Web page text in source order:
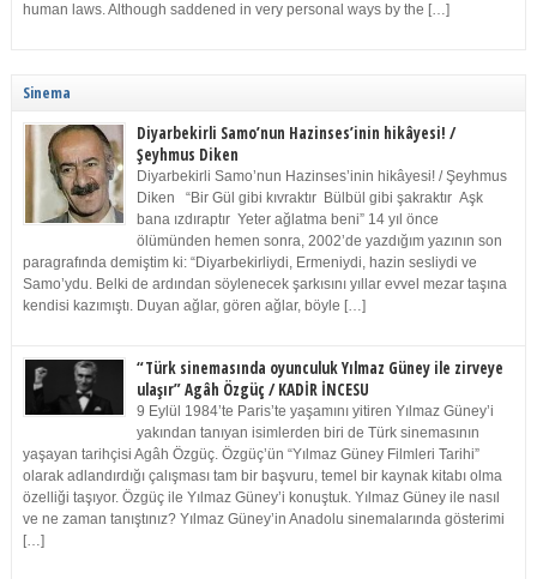
human laws. Although saddened in very personal ways by the […]
Sinema
Diyarbekirli Samo’nun Hazinses’inin hikâyesi! /
Şeyhmus Diken
Diyarbekirli Samo’nun Hazinses’inin hikâyesi! / Şeyhmus
Diken “Bir Gül gibi kıvraktır Bülbül gibi şakraktır Aşk
bana ızdıraptır Yeter ağlatma beni” 14 yıl önce
ölümünden hemen sonra, 2002’de yazdığım yazının son
paragrafında demiştim ki: “Diyarbekirliydi, Ermeniydi, hazin sesliydi ve
Samo’ydu. Belki de ardından söylenecek şarkısını yıllar evvel mezar taşına
kendisi kazımıştı. Duyan ağlar, gören ağlar, böyle […]
“Türk sinemasında oyunculuk Yılmaz Güney ile zirveye
ulaşır” Agâh Özgüç / KADİR İNCESU
9 Eylül 1984’te Paris’te yaşamını yitiren Yılmaz Güney’i
yakından tanıyan isimlerden biri de Türk sinemasının
yaşayan tarihçisi Agâh Özgüç. Özgüç’ün “Yılmaz Güney Filmleri Tarihi”
olarak adlandırdığı çalışması tam bir başvuru, temel bir kaynak kitabı olma
özelliği taşıyor. Özgüç ile Yılmaz Güney’i konuştuk. Yılmaz Güney ile nasıl
ve ne zaman tanıştınız? Yılmaz Güney’in Anadolu sinemalarında gösterimi
[…]